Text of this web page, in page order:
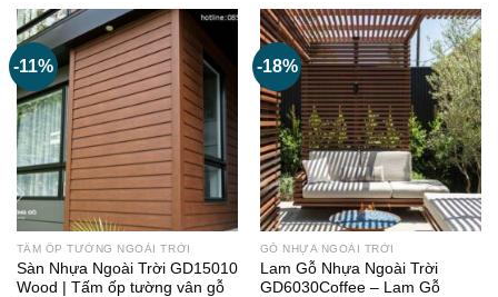
180,000₫.
-11%
TẤM ỐP TƯỜNG NGOÀI TRỜI
Sàn Nhựa Ngoài Trời GD15010
Wood | Tấm ốp tường vân gỗ
-18%
GỖ NHỰA NGOÀI TRỜI
Lam Gỗ Nhựa Ngoài Trời
GD6030Coffee – Lam Gỗ